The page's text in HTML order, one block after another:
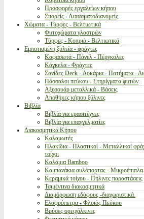
Προσφορές εργαλείων κήπου
Σπορείς - Λιπασματοδιανομείς
Χώματα - Τύρφες - Βελτιωτικά
Φυτοχώματα γλαστρών
Τύρφες - Κοπριά - Βελτιωτικά
Εμποτισμένη ξυλεία - φράχτες
Καφασωτά - Πάνελ - Πέργκολες
Κάγκελα - Φράχτες
Σανίδες Deck - Δοκάρια - Πατήματα -
Πάσσαλοι πεύκου - Στηρίγματα φυτών
Αξεσουάρ μεταλλικά - Βάσεις
Αποθήκες κήπου ξύλινες
Βιβλία
Βιβλία για ερασιτέχνες
Βιβλία για επαγγελματίες
Διακοσμητικά Κήπου
Καλαμωτές
Πλακίδια - Πλαστικοί - Μεταλλικοί
τοίχοι
Καλάμια Bamboo
Καμπανάκια αυλόπορτας - Μικροέπιπλα
Κεραμικά τοίχου - Πήλινες παραστάσεις
Τσιμέντινα διακοσμητικά
Διαμόρφωση εδάφους -διαχωριστικά.
Ελαφρόπετρα - Φλοιός Πεύκου
Βρύσες ορειχάλκινες